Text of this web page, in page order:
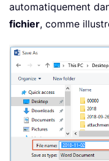
automatiquement
fichier, comme